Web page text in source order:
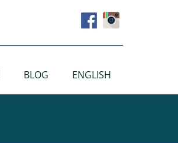
BLOG ENGLISH